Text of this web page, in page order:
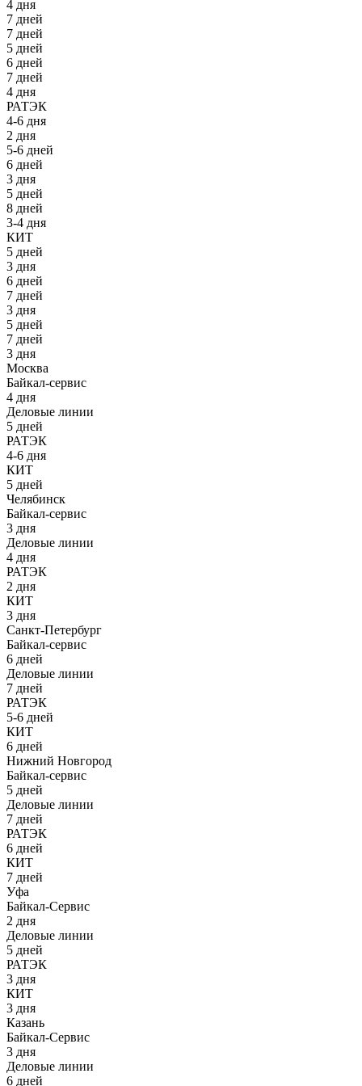
4 дня
7 дней
7 дней
5 дней
6 дней
7 дней
4 дня
РАТЭК
4-6 дня
2 дня
5-6 дней
6 дней
3 дня
5 дней
8 дней
3-4 дня
КИТ
5 дней
3 дня
6 дней
7 дней
3 дня
5 дней
7 дней
3 дня
Москва
Байкал-сервис
4 дня
Деловые линии
5 дней
РАТЭК
4-6 дня
КИТ
5 дней
Челябинск
Байкал-сервис
3 дня
Деловые линии
4 дня
РАТЭК
2 дня
КИТ
3 дня
Санкт-Петербург
Байкал-сервис
6 дней
Деловые линии
7 дней
РАТЭК
5-6 дней
КИТ
6 дней
Нижний Новгород
Байкал-сервис
5 дней
Деловые линии
7 дней
РАТЭК
6 дней
КИТ
7 дней
Уфа
Байкал-Сервис
2 дня
Деловые линии
5 дней
РАТЭК
3 дня
КИТ
3 дня
Казань
Байкал-Сервис
3 дня
Деловые линии
6 дней